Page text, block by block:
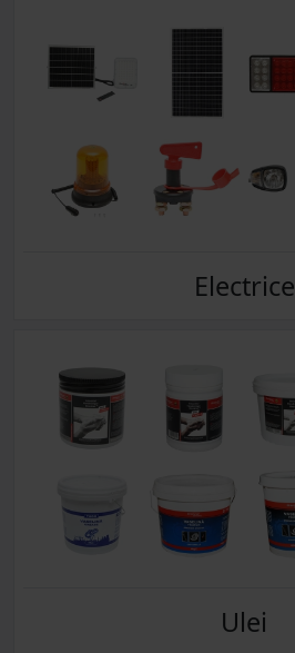
Electrice
Ulei